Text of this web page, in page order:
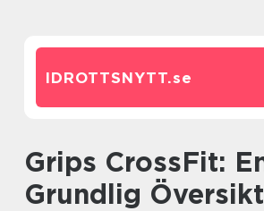
IDROTTSNYTT.se
Grips CrossFit: En
Grundlig Översikt